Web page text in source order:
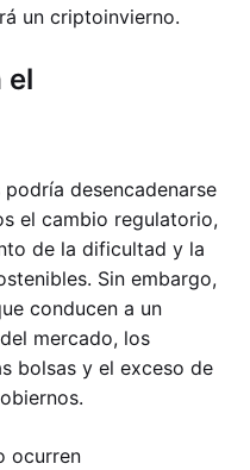
un criptoinvierno.
el
desencadenarse
el cambio regulatorio,
de la dificultad y la
Sin embargo,
conducen a un
mercado, los
bolsas y el exceso de
ocurren